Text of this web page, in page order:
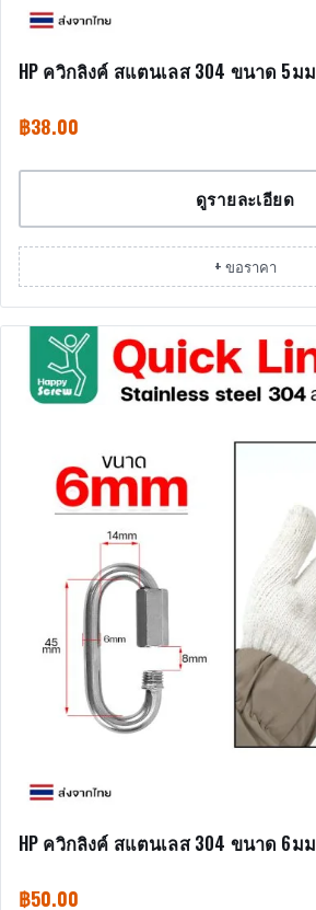
HP ควิกลิงค์ สแตนเลส 304 ขนาด 5มม
฿38.00
ดูรายละเอียด
+ ขอราคา
HP ควิกลิงค์ สแตนเลส 304 ขนาด 6มม
฿50.00